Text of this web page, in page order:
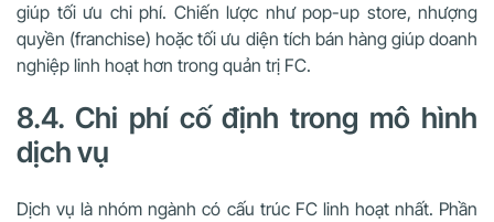
giúp tối ưu chi phí. Chiến lược như pop-up store, nhượng
quyền (franchise) hoặc tối ưu diện tích bán hàng giúp doanh
nghiệp linh hoạt hơn trong quản trị FC.
8.4. Chi phí cố định trong mô hình
dịch vụ
Dịch vụ là nhóm ngành có cấu trúc FC linh hoạt nhất. Phần